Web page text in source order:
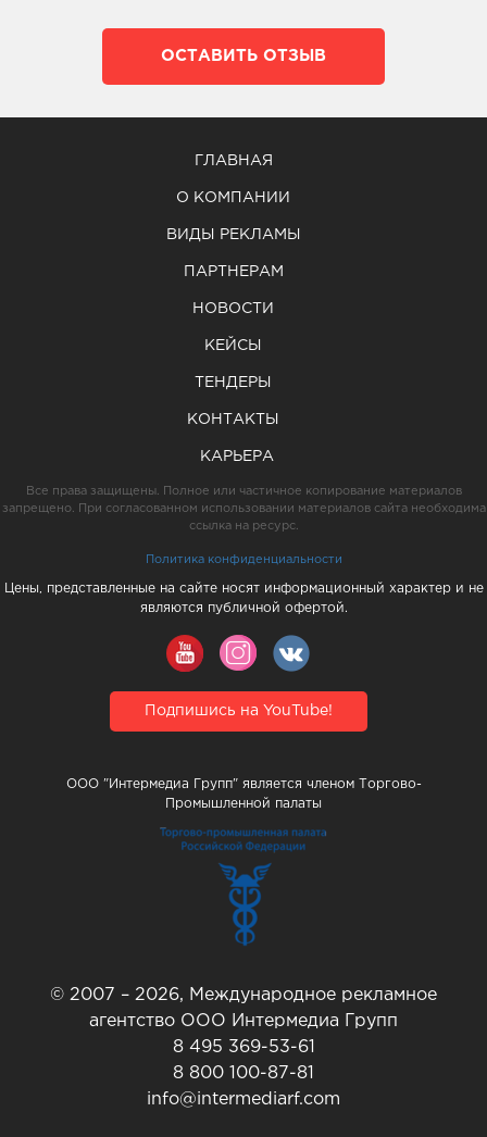
ОСТАВИТЬ ОТЗЫВ
ГЛАВНАЯ
О КОМПАНИИ
ВИДЫ РЕКЛАМЫ
ПАРТНЕРАМ
НОВОСТИ
КЕЙСЫ
ТЕНДЕРЫ
КОНТАКТЫ
КАРЬЕРА
Все права защищены. Полное или частичное копирование материалов
запрещено. При согласованном использовании материалов сайта необходима
ссылка на ресурс.
Политика конфиденциальности
Цены, представленные на сайте носят информационный характер и не
являются публичной офертой.
Подпишись на YouTube!
ООО "Интермедиа Групп" является членом Торгово-
Промышленной палаты
© 2007 – 2026, Международное рекламное
агентство ООО Интермедиа Групп
8 495 369-53-61
8 800 100-87-81
info@intermediarf.com